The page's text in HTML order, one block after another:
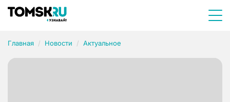
Главная Новости Актуальное